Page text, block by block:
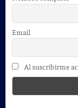
Email
Al suscribirme